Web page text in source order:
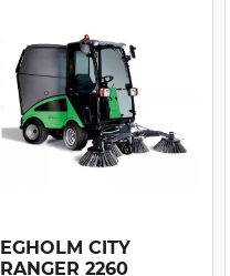
EGHOLM CITY
RANGER 2260